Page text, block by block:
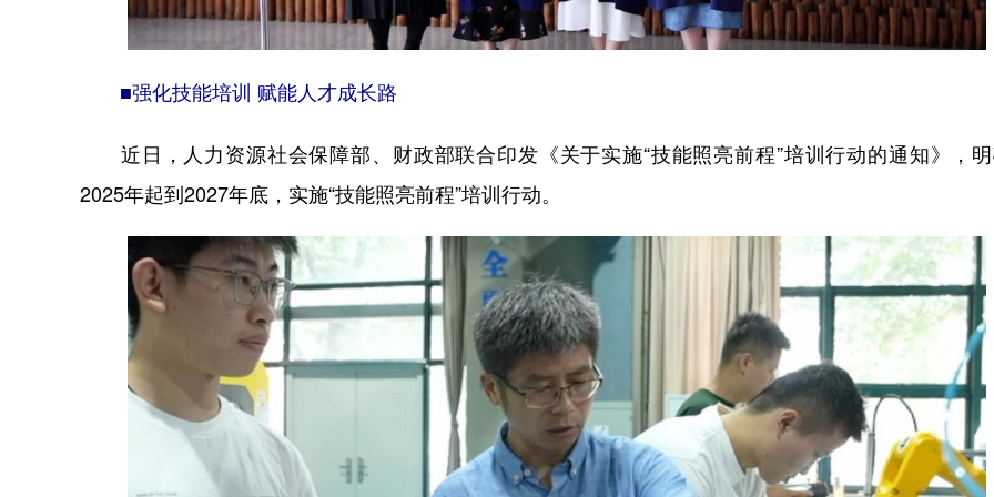
■强化技能培训 赋能人才成长路
近日，人力资源社会保障部、财政部联合印发《关于实施“技能照亮前程”培训行动的通知》，
2025年起到2027年底，实施“技能照亮前程”培训行动。